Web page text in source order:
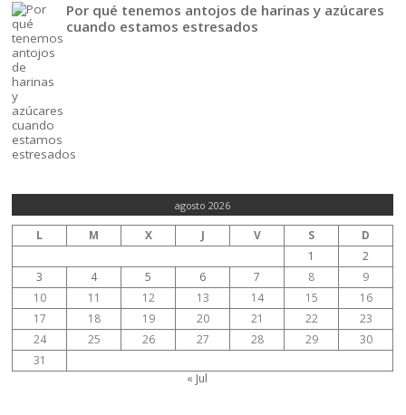
Por qué tenemos antojos de harinas y azúcares
cuando estamos estresados
agosto 2026
L M X J V S
D
1
2
3
4 5 6 7 8
9
10
11 12 13 14 15
16
17
18 19 20 21 22
23
24
25 26 27 28 29
30
31
« Jul